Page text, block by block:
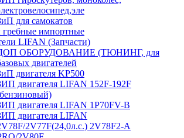
для самокатов
импортные
LIFAN (Запчасти)
ОБОРУДОВАНИЕ (ТЮНИНГ, для
двигателей
двигателя KP500
двигателя LIFAN 152F-192F
двигателя LIFAN 1P70FV-B
двигателя LIFAN
2V77F(24,0л.с.) 2V78F2-A